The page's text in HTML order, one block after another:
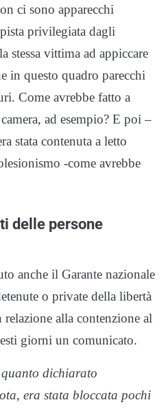
ci sono apparecchi
privilegiata dagli
stessa vittima ad appiccare
in questo quadro parecchi
Come avrebbe fatto a
ad esempio? E poi –
stata contenuta a letto
-come avrebbe
delle persone
anche il Garante nazionale
o private della libertà
alla contenzione al
giorni un comunicato.
quanto dichiarato
era stata bloccata pochi